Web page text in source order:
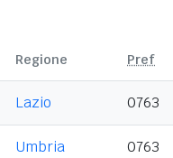
Regione Pref
Lazio 0763
Umbria 0763